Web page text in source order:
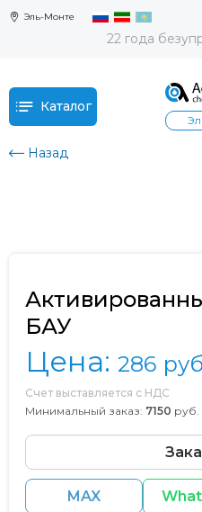
Эль-Монте
22 года
Каталог
Назад
БАУ
Цена: 286
Счет выставляется с НДС
Минимальный заказ: 7150 руб.
MAX